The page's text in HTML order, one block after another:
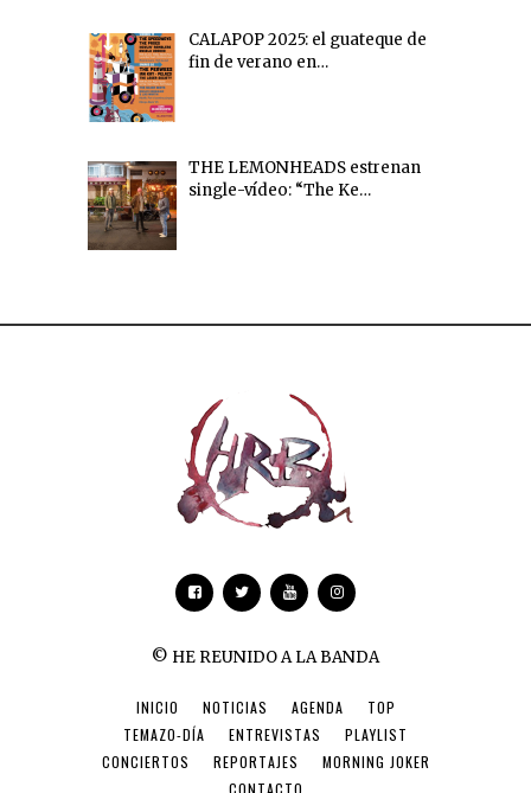
CALAPOP 2025: el guateque de
fin de verano en…
THE LEMONHEADS estrenan
single-vídeo: “The Ke…
© HE REUNIDO A LA BANDA
INICIO NOTICIAS AGENDA
TOP
TEMAZO-DÍA
ENTREVISTAS
PLAYLIST
CONCIERTOS
REPORTAJES
MORNING JOKER
CONTACTO